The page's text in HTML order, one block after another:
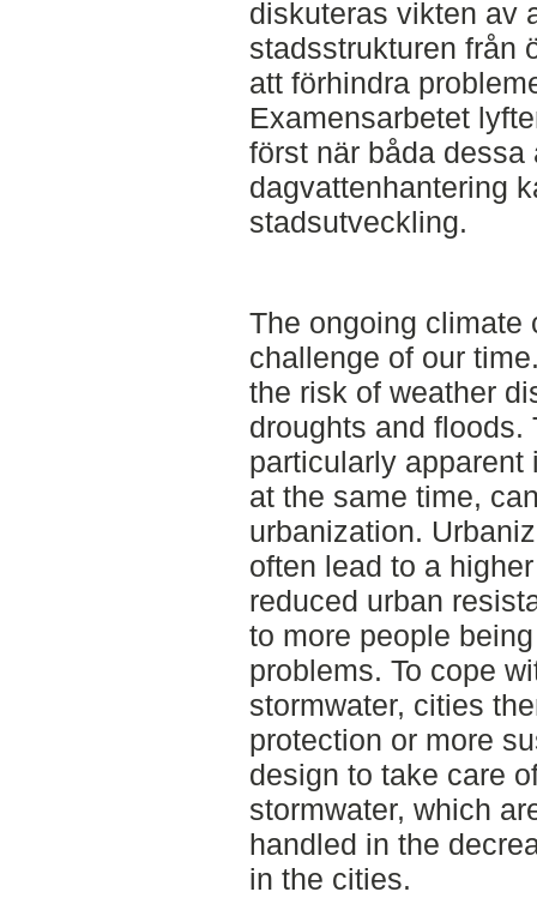
diskuteras vikten av
stadsstrukturen från
att förhindra
Examensarbetet
först när båda
dagvattenhantering
stadsutveckling.
The ongoing climate
challenge of our
the risk of weather
droughts and floods.
particularly apparent
at the same time,
urbanization.
often lead to a
reduced urban
to more people
problems. To cope
stormwater, cities
protection or more
design to take care
stormwater, which
handled in the
in the cities.